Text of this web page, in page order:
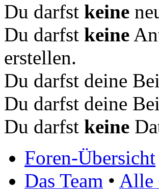
Du darfst keine
Du darfst keine
erstellen.
Du darfst deine
Du darfst deine
Du darfst keine
Foren-Übersicht
Das Team • Alle